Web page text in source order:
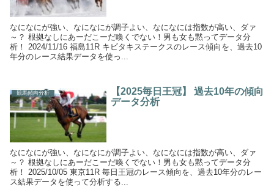
なになにが強い、なになにが調子よい、なになには指数が高い、ダァ
～？ 根拠なしにあーだこーだ喚くでない！男も女も黙ってデータ分
析！ 2024/11/16 福島11R キビタキステークスのレース傾向を、過去10
年分のレース結果データを使っ...
競馬傾向分析
【2025毎日王冠】 過去10年の傾向
データ分析
なになにが強い、なになにが調子よい、なになには指数が高い、ダァ
～？ 根拠なしにあーだこーだ喚くでない！男も女も黙ってデータ分
析！ 2025/10/05 東京11R 毎日王冠のレース傾向を、過去10年分のレー
ス結果データを使って分析する...